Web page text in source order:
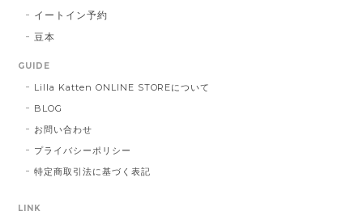
イートイン予約
豆本
GUIDE
Lilla Katten ONLINE STOREについて
BLOG
お問い合わせ
プライバシーポリシー
特定商取引法に基づく表記
LINK